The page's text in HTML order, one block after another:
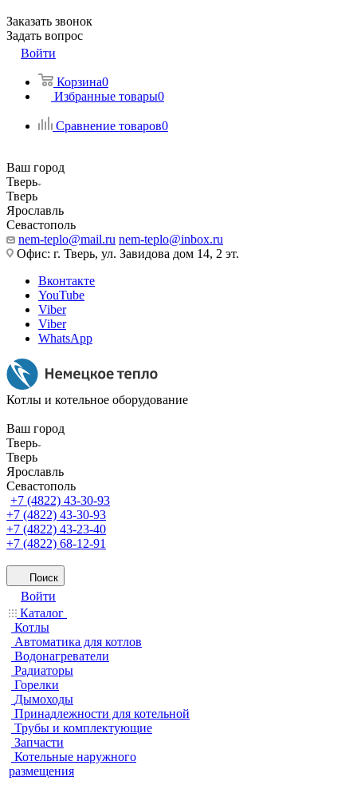
Заказать звонок
Задать вопрос
Войти
Корзина0
Избранные товары0
Сравнение товаров0
Ваш город
Тверь
Тверь
Ярославль
Севастополь
nem-teplo@mail.ru nem-teplo@inbox.ru
Офис: г. Тверь, ул. Завидова дом 14, 2 эт.
Вконтакте
YouTube
Viber
Viber
WhatsApp
Котлы и котельное оборудование
Ваш город
Тверь
Тверь
Ярославль
Севастополь
+7 (4822) 43-30-93
+7 (4822) 43-30-93
+7 (4822) 43-23-40
+7 (4822) 68-12-91
Поиск
Войти
Каталог
Котлы
Автоматика для котлов
Водонагреватели
Радиаторы
Горелки
Дымоходы
Принадлежности для котельной
Трубы и комплектующие
Запчасти
Котельные наружного
размещения